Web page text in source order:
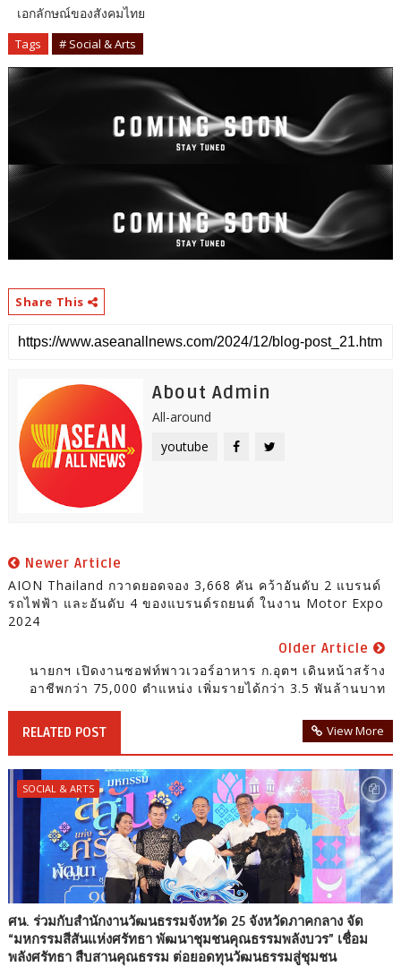
เอกลักษณ์ของสังคมไทย
Tags # Social & Arts
Share This
About Admin
All-around
youtube
Newer Article
AION Thailand กวาดยอดจอง 3,668 คัน คว้าอันดับ 2 แบรนด์
รถไฟฟ้า และอันดับ 4 ของแบรนด์รถยนต์ ในงาน Motor Expo
2024
Older Article
นายกฯ เปิดงานซอฟท์พาวเวอร์อาหาร ก.อุตฯ เดินหน้าสร้าง
อาชีพกว่า 75,000 ตำแหน่ง เพิ่มรายได้กว่า 3.5 พันล้านบาท
RELATED POST View More
SOCIAL & ARTS
ศน. ร่วมกับสำนักงานวัฒนธรรมจังหวัด 25 จังหวัดภาคกลาง จัด
“มหกรรมสีสันแห่งศรัทธา พัฒนาชุมชนคุณธรรมพลังบวร” เชื่อม
พลังศรัทธา สืบสานคุณธรรม ต่อยอดทุนวัฒนธรรมสู่ชุมชน